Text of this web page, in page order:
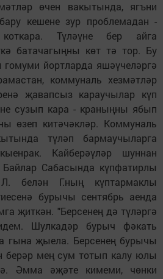
өчен вакытында, ягъни
кешене зур проблемадан -
Түләүне бер айга
батачагыңны көт тә тор. Бу
гомуми йортларда яшәүчеләргә
коммуналь хезмәтләр
җавапсыз караучылар күп
сузып кара - краныңны ябып
өзеп китәчәкләр. Коммуналь
түләп бармаучыларга
Кайберәүләр шуннан
Сабасында күпфатирлы
белән Г.ның күптармаклы
бурычы сентябрь аенда
җиткән. "Берсенең дә түләргә
Шулкадәр бурыч фәкать
гына җыела. Берсенең бурычы
берәр мең сум тотып калу юлы
Әмма әҗәте кимеми, чөнки